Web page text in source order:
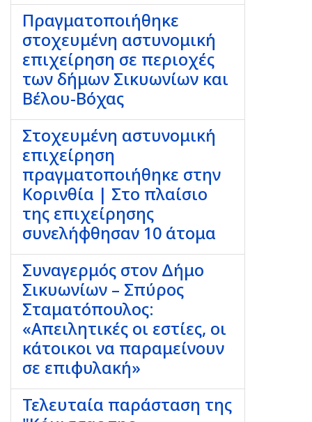
Πραγματοποιήθηκε
στοχευμένη αστυνομική
επιχείρηση σε περιοχές
των δήμων Σικυωνίων και
Βέλου-Βόχας
Στοχευμένη αστυνομική
επιχείρηση
πραγματοποιήθηκε στην
Κορινθία | Στο πλαίσιο
της επιχείρησης
συνελήφθησαν 10 άτομα
Συναγερμός στον Δήμο
Σικυωνίων – Σπύρος
Σταματόπουλος:
«Απειλητικές οι εστίες, οι
κάτοικοι να παραμείνουν
σε επιφυλακή»
Τελευταία παράσταση της